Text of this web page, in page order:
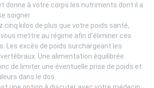
donne à votre corps les nutriments dont il a
soigner.
cinq kilos de plus que votre poids santé,
mettre au régime afin d’éliminer ces
Les excès de poids surchargeant les
Une alimentation équilibrée
de limiter une éventuelle prise de poids et
dans le dos.